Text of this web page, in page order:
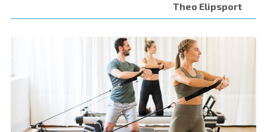
Theo Elipsport